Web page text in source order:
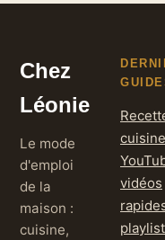
Chez
Léonie
Le mode
d'emploi
de la
maison :
cuisine,
vidéos